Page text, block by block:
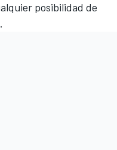
posibilidad de